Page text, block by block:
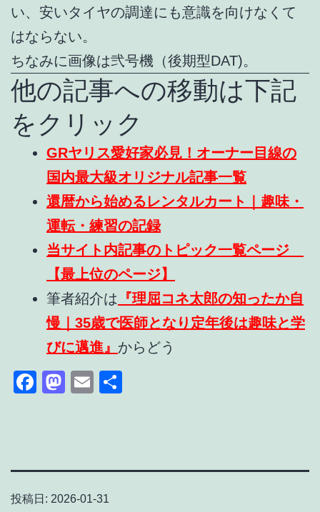
い、安いタイヤの調達にも意識を向けなくて
はならない。
ちなみに画像は弐号機（後期型DAT)。
他の記事への移動は下記
をクリック
GRヤリス愛好家必見！オーナー目線の
国内最大級オリジナル記事一覧
還暦から始めるレンタルカート｜趣味・
運転・練習の記録
当サイト内記事のトピック一覧ページ
【最上位のページ】
筆者紹介は 『理屈コネ太郎の知ったか自
慢｜35歳で医師となり定年後は趣味と学
びに邁進』 からどう
Facebook
Mastodon
Email
投稿日: 2026-01-31